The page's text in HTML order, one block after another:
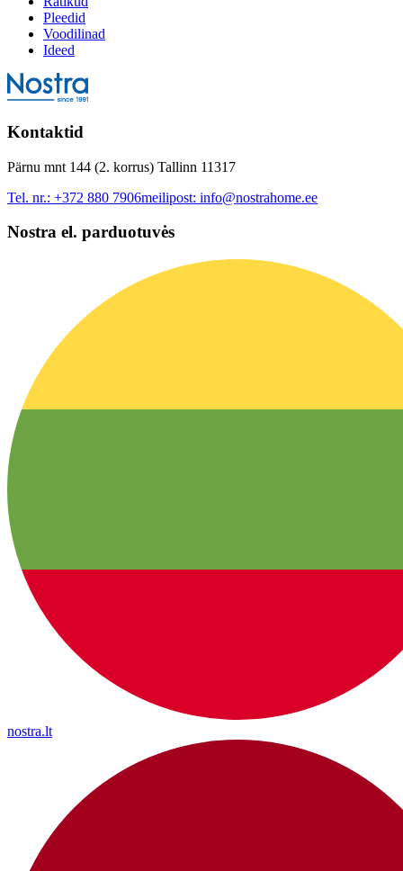
Pleedid
Voodilinad
Ideed
Kontaktid
Pärnu mnt 144 (2. korrus) Tallinn 11317
Tel. nr.: +372 880 7906meilipost: info@nostrahome.ee
Nostra el. parduotuvės
nostra.lt